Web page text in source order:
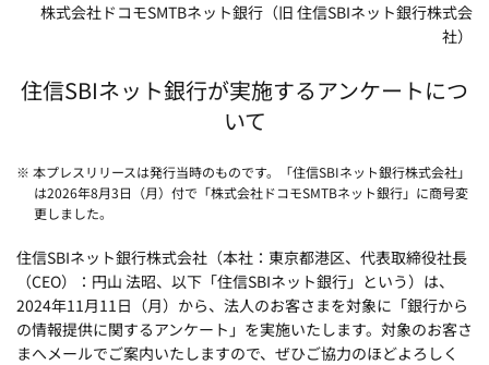
株式会社ドコモSMTBネット銀行（旧 住信SBIネット銀行株式会
社）
住信SBIネット銀行が実施するアンケートにつ
いて
※ 本プレスリリースは発行当時のものです。「住信SBIネット銀行株式会社」
は2026年8月3日（月）付で「株式会社ドコモSMTBネット銀行」に商号変
更しました。
住信SBIネット銀行株式会社（本社：東京都港区、代表取締役社長
（CEO）：円山 法昭、以下「住信SBIネット銀行」という）は、
2024年11月11日（月）から、法人のお客さまを対象に「銀行から
の情報提供に関するアンケート」を実施いたします。対象のお客さ
まへメールでご案内いたしますので、ぜひご協力のほどよろしく